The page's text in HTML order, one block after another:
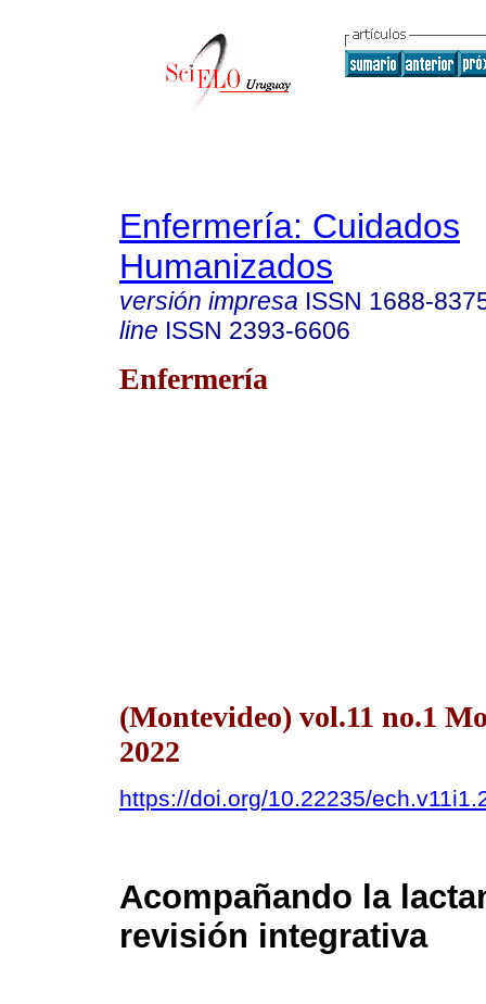
Enfermería: Cuidados
Humanizados
versión impresa ISSN 1688-
line ISSN 2393-6606
Enfermería
(Montevideo) vol.11 no.1
2022
https://doi.org/10.22235/
Acompañando la
revisión integrativa